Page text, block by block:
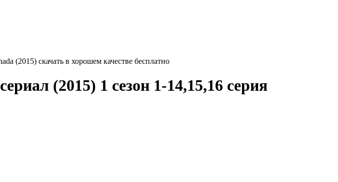
(2015) скачать в хорошем качестве бесплатно
сериал (2015) 1 сезон 1-14,15,16 серия